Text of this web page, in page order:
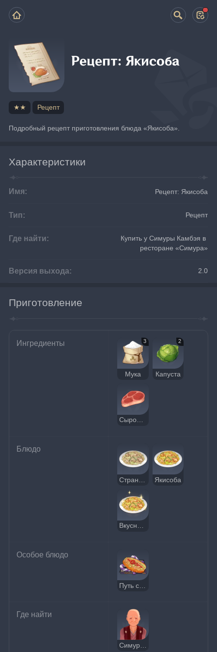
Рецепт: Якисоба
★★ Рецепт
Подробный рецепт приготовления блюда «Якисоба».
Характеристики
Имя: Рецепт: Якисоба
Тип: Рецепт
Где найти:
Купить у Симуры Камбэя в
ресторане «Симура»
Версия выхода: 2.0
Приготовление
Ингредиенты 3
Мука
2
Капуста
Сырое мясо
Блюдо
Якисоба
Вкусная якисоба
Особое блюдо
Путь силача
Где найти
Симура Камбэй